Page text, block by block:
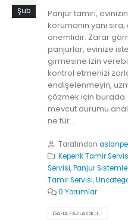
Şub
Panjur tamiri,
korumanın yanı
önemlidir. Zarar
panjurlar, evinize
girmesine izin
kontrol etmenizi
endişelenmeyin,
çözmek için
mevcut durumu
ne tür...
Tarafından
Kepenk Tamir
Servisi,Panjur
Tamir Servisi,
0 Yorumlar
DAHA FAZLA OKU...